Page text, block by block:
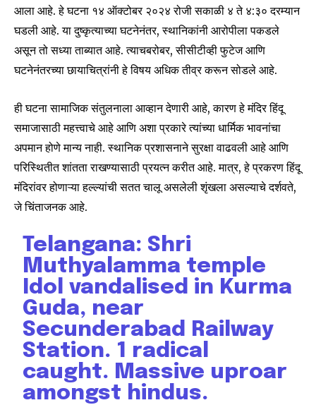
आला आहे. हे घटना १४ ऑक्टोबर २०२४ रोजी सकाळी ४ ते ४:३० दरम्यान
घडली आहे. या दुष्कृत्याच्या घटनेनंतर, स्थानिकांनी आरोपीला पकडले
असून तो सध्या ताब्यात आहे. त्याचबरोबर, सीसीटीव्ही फुटेज आणि
घटनेनंतरच्या छायाचित्रांनी हे विषय अधिक तीव्र करून सोडले आहे.
ही घटना सामाजिक संतुलनाला आव्हान देणारी आहे, कारण हे मंदिर हिंदू
समाजासाठी महत्त्वाचे आहे आणि अशा प्रकारे त्यांच्या धार्मिक भावनांचा
अपमान होणे मान्य नाही. स्थानिक प्रशासनाने सुरक्षा वाढवली आहे आणि
परिस्थितीत शांतता राखण्यासाठी प्रयत्न करीत आहे. मात्र, हे प्रकरण हिंदू
मंदिरांवर होणाऱ्या हल्ल्यांची सतत चालू असलेली शृंखला असल्याचे दर्शवते,
जे चिंताजनक आहे.
Telangana: Shri
Muthyalamma temple
Idol vandalised in Kurma
Guda, near
Secunderabad Railway
Station. 1 radical
caught. Massive uproar
amongst hindus.